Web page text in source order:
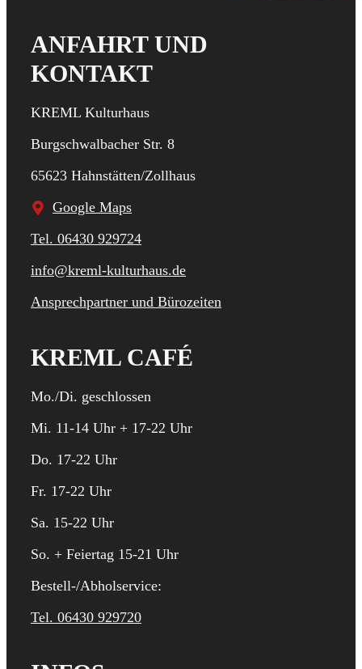
ANFAHRT UND
KONTAKT
KREML Kulturhaus
Burgschwalbacher Str. 8
65623 Hahnstätten/Zollhaus
Google Maps
Tel. 06430 929724
info@kreml-kulturhaus.de
Ansprechpartner und Bürozeiten
KREML CAFÉ
Mo./Di. geschlossen
Mi. 11-14 Uhr + 17-22 Uhr
Do. 17-22 Uhr
Fr. 17-22 Uhr
Sa. 15-22 Uhr
So. + Feiertag 15-21 Uhr
Bestell-/Abholservice:
Tel. 06430 929720